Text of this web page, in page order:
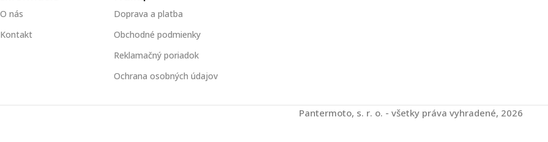
O nás
Kontakt
Doprava a platba
Obchodné podmienky
Reklamačný poriadok
Ochrana osobných údajov
Pantermoto, s. r. o. - všetky práva vyhradené, 2026